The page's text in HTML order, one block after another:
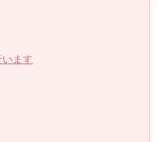
ます